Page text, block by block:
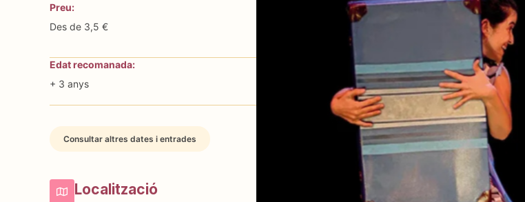
Preu:
Des de 3,5 €
Edat recomanada:
+ 3 anys
Consultar altres dates i entrades
Localització